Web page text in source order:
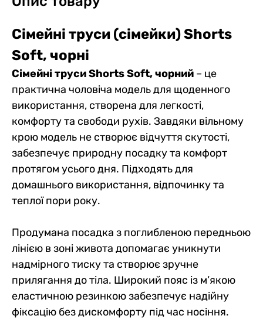
Сімейні труси (сімейки) Shorts
Soft, чорні
Сімейні труси Shorts Soft, чорний – це
практична чоловіча модель для щоденного
використання, створена для легкості,
комфорту та свободи рухів. Завдяки вільному
крою модель не створює відчуття скутості,
забезпечує природну посадку та комфорт
протягом усього дня. Підходять для
домашнього використання, відпочинку та
теплої пори року.
Продумана посадка з поглибленою передньою
лінією в зоні живота допомагає уникнути
надмірного тиску та створює зручне
прилягання до тіла. Широкий пояс із м’якою
еластичною резинкою забезпечує надійну
фіксацію без дискомфорту під час носіння.